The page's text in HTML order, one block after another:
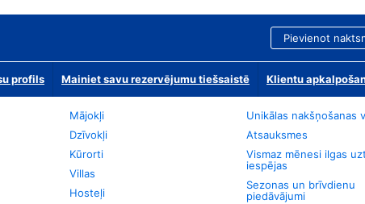
Pievienot
profils Mainiet savu rezervējumu tiešsaistē Klientu
Mājokļi
Dzīvokļi
Kūrorti
Villas
Hosteļi
Unikālas nakšņošanas
Atsauksmes
Vismaz mēnesi ilgas
iespējas
Sezonas un brīvdienu
piedāvājumi